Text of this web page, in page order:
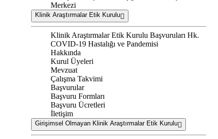
Merkezi
Klinik Araştırmalar Etik Kurulu
Klinik Araştırmalar Etik Kurulu Başvuruları Hk.
COVID-19 Hastalığı ve Pandemisi
Hakkında
Kurul Üyeleri
Mevzuat
Çalışma Takvimi
Başvurular
Başvuru Formları
Başvuru Ücretleri
İletişim
Girişimsel Olmayan Klinik Araştırmalar Etik Kurulu